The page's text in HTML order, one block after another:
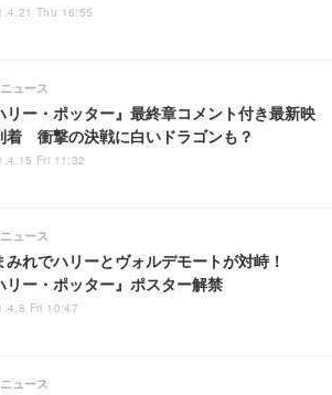
Thu 16:55
リー・ポッター』最終章コメント付き最新映
着 衝撃の決戦に白いドラゴンも？
ュース
Fri 11:32
みれでハリーとヴォルデモートが対峙！
リー・ポッター』ポスター解禁
ュース
Fri 10:47
ュース